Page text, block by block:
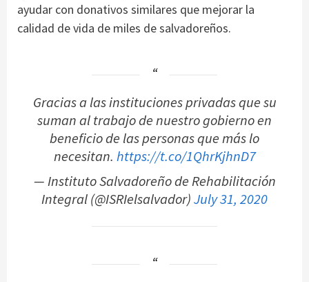
ayudar con donativos similares que mejorar la
calidad de vida de miles de salvadoreños.
Gracias a las instituciones privadas que su
suman al trabajo de nuestro gobierno en
beneficio de las personas que más lo
necesitan. https://t.co/1QhrKjhnD7
— Instituto Salvadoreño de Rehabilitación
Integral (@ISRIelsalvador)July 31, 2020